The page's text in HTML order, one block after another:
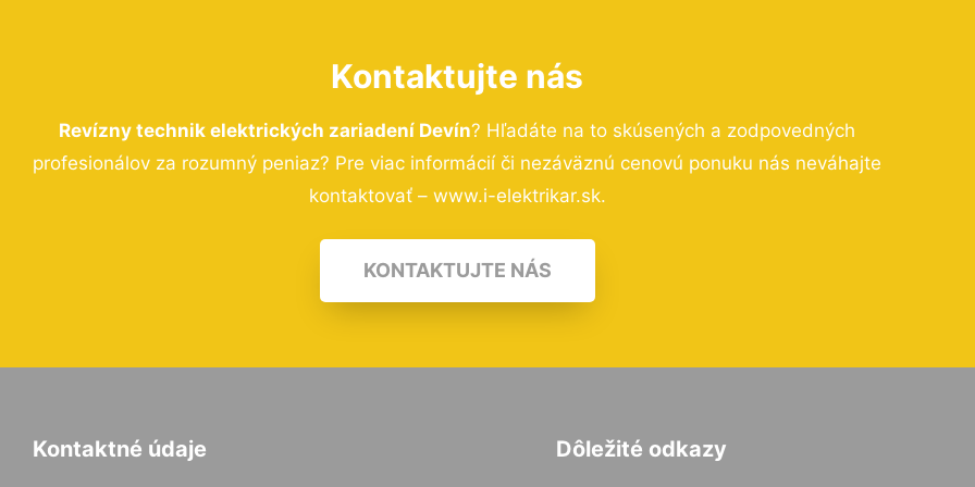
Kontaktujte nás
Revízny technik elektrických zariadení Devín? Hľadáte na to skúsených a zodpovedných
profesionálov za rozumný peniaz? Pre viac informácií či nezáväznú cenovú ponuku nás neváhajte
kontaktovať – www.i-elektrikar.sk.
KONTAKTUJTE NÁS
Kontaktné údaje Dôležité odkazy